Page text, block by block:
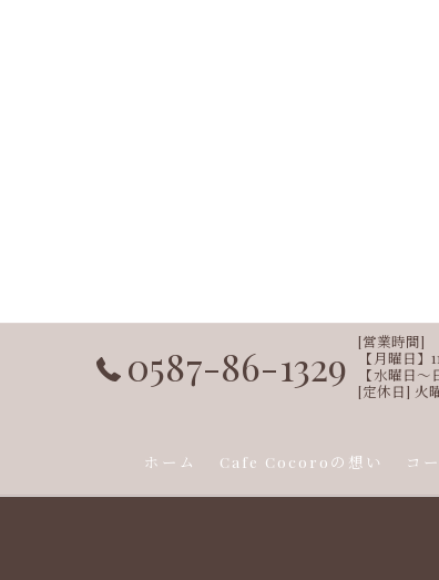
0587-86-1329
[営業時間]
【月曜日
【水曜日
[定休日] 火
ホーム Cafe Cocoroの想い コ